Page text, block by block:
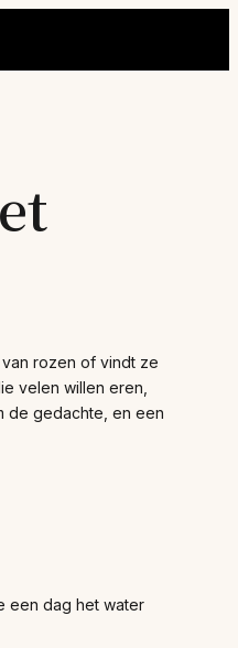
rozen of vindt ze
velen willen eren,
de gedachte, en een
een dag het water